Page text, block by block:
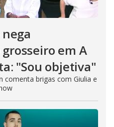
em A
"Sou objetiva"
comenta brigas com Giulia e